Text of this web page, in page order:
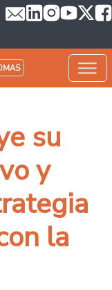
su
y
la